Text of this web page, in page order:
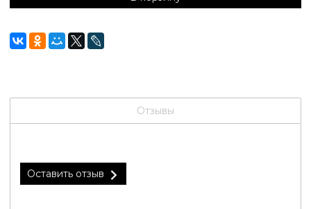
Отзывы
Оставить отзыв